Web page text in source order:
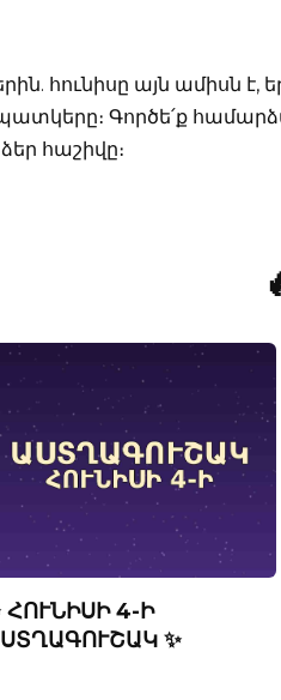
հունիսը այն ամիսն
Գործե՛ք
հաշիվը։
ՀՈՒՆԻՍԻ 4-Ի
✨